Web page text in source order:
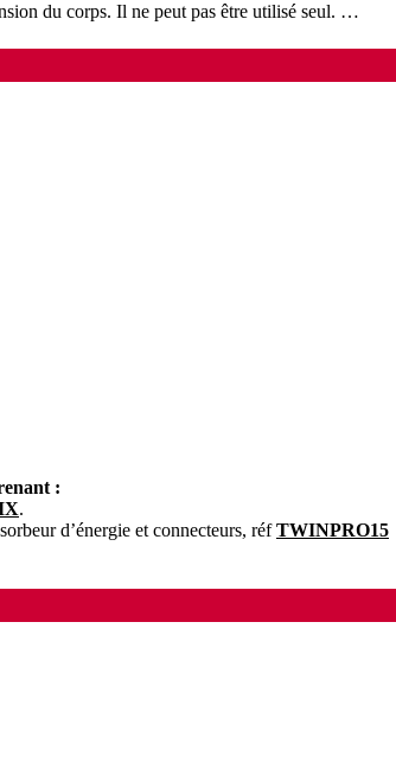
du corps. Il ne peut pas être utilisé seul. …
:
.
d’énergie et connecteurs, réfTWINPRO15